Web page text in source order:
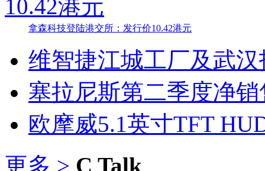
拿森科技登陆港交所：发行价10.42港元
维智捷江城工厂及武
塞拉尼斯第二季度净
欧摩威5.1英寸TFT
更多 > C Talk